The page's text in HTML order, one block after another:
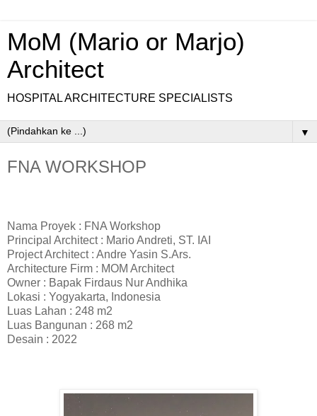
MoM (Mario or Marjo)
Architect
HOSPITAL ARCHITECTURE SPECIALISTS
▼
FNA WORKSHOP
Nama Proyek : FNA Workshop
Principal Architect : Mario Andreti, ST. IAI
Project Architect : Andre Yasin S.Ars.
Architecture Firm : MOM Architect
Owner : Bapak Firdaus Nur Andhika
Lokasi : Yogyakarta, Indonesia
Luas Lahan : 248 m2
Luas Bangunan : 268 m2
Desain : 2022